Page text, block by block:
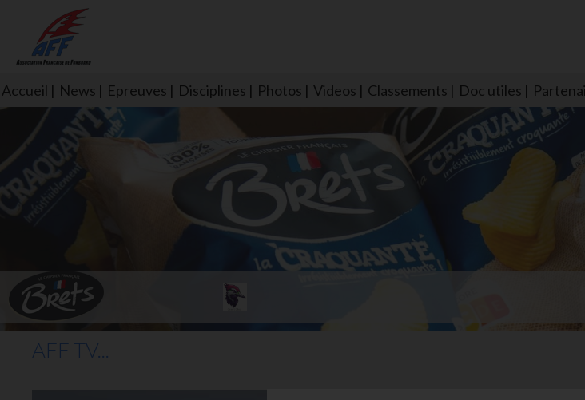
Accueil News Epreuves Disciplines Photos Videos Classements Doc utiles
L'aff soutient les SNS253 et SNS604 qui veillent sur nous pour que
larmes
AFF TV...